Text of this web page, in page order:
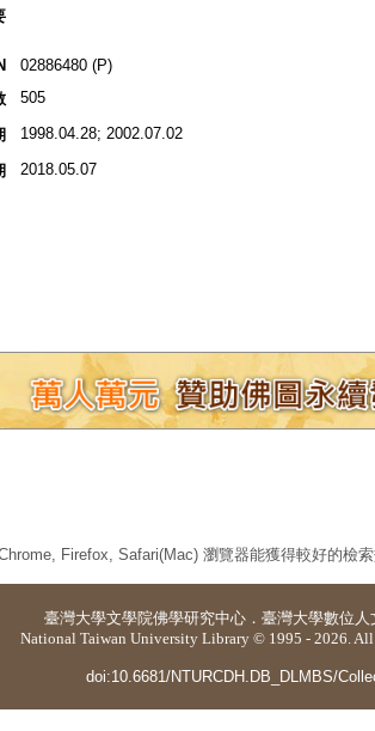
02886480 (P)
505
1998.04.28; 2002.07.02
2018.05.07
Firefox, Safari(Mac) 瀏覽器能獲得較好的檢
臺灣大學文學院佛學研究中心 ． 臺灣大學數位人
National Taiwan University Library © 1995 - 2026. All
doi:10.6681/NTURCDH.DB_DLMBS/